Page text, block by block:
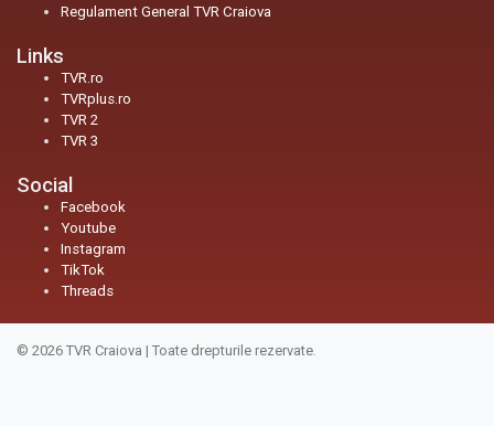
Regulament General TVR Craiova
Links
TVR.ro
TVRplus.ro
TVR 2
TVR 3
Social
Facebook
Youtube
Instagram
TikTok
Threads
© 2026 TVR Craiova | Toate drepturile rezervate.